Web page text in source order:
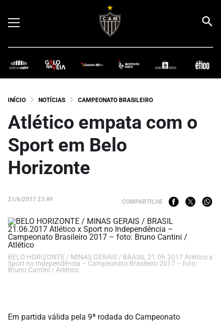
INÍCIO NOTÍCIAS CAMPEONATO BRASILEIRO
Atlético empata com o
Sport em Belo
Horizonte
21/6/2017 23:49 COMPARTILHE
BELO HORIZONTE / MINAS GERAIS / BRASIL 21.06.2017 Atlético x
Sport no Independência – Campeonato Brasileiro 2017 – foto:
Bruno Cantini / Atlético
Em partida válida pela 9ª rodada do Campeonato